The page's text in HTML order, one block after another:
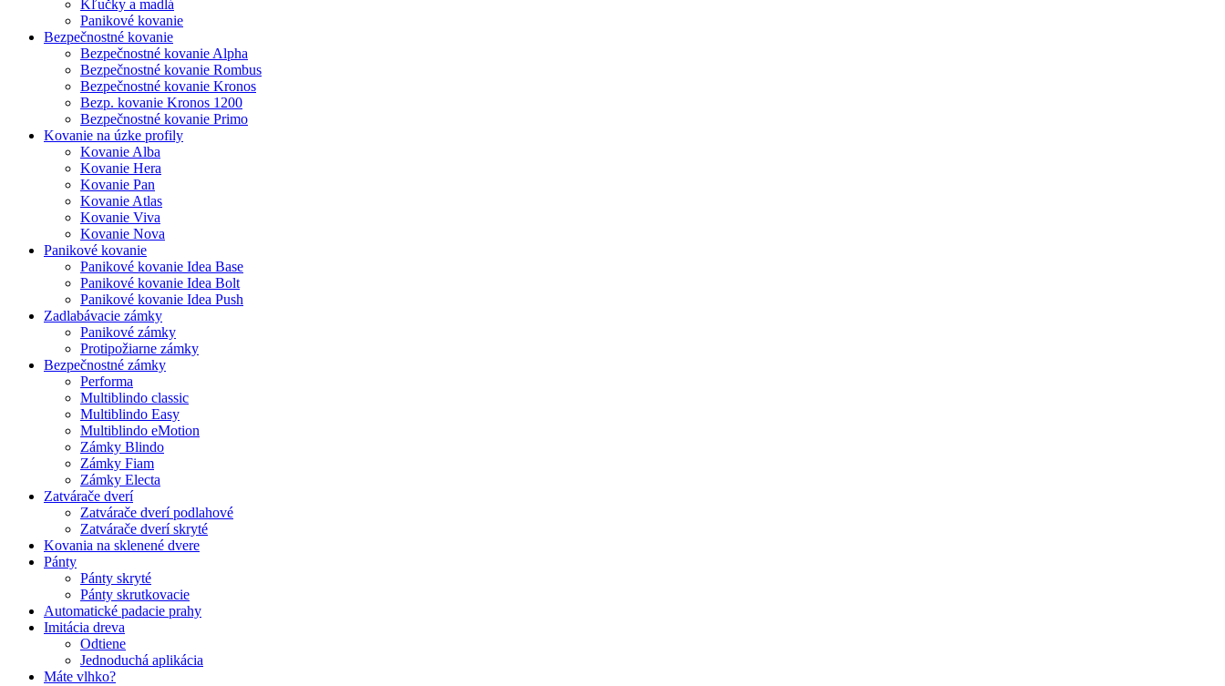
Kľučky a madlá
Panikové kovanie
Bezpečnostné kovanie
Bezpečnostné kovanie Alpha
Bezpečnostné kovanie Rombus
Bezpečnostné kovanie Kronos
Bezp. kovanie Kronos 1200
Bezpečnostné kovanie Primo
Kovanie na úzke profily
Kovanie Alba
Kovanie Hera
Kovanie Pan
Kovanie Atlas
Kovanie Viva
Kovanie Nova
Panikové kovanie
Panikové kovanie Idea Base
Panikové kovanie Idea Bolt
Panikové kovanie Idea Push
Zadlabávacie zámky
Panikové zámky
Protipožiarne zámky
Bezpečnostné zámky
Performa
Multiblindo classic
Multiblindo Easy
Multiblindo eMotion
Zámky Blindo
Zámky Fiam
Zámky Electa
Zatvárače dverí
Zatvárače dverí podlahové
Zatvárače dverí skryté
Kovania na sklenené dvere
Pánty
Pánty skryté
Pánty skrutkovacie
Automatické padacie prahy
Imitácia dreva
Odtiene
Jednoduchá aplikácia
Máte vlhko?